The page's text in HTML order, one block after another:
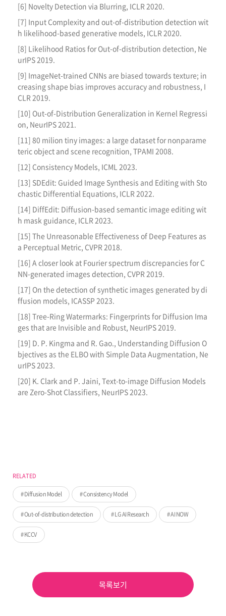
RELATED
Diffusion Model Consistency Model
Out-of-distribution detection LG AI Research AI NOW
KCCV
[6] Novelty Detection via Blurring, ICLR 2020.
[7] Input Complexity and out-of-distribution detection wit
h likelihood-based generative models, ICLR 2020.
[8] Likelihood Ratios for Out-of-distribution detection, Ne
urIPS 2019.
[9] ImageNet-trained CNNs are biased towards texture; in
creasing shape bias improves accuracy and robustness, I
CLR 2019.
[10] Out-of-Distribution Generalization in Kernel Regressi
on, NeurIPS 2021.
[11] 80 milion tiny images: a large dataset for nonparame
teric object and scene recognition, TPAMI 2008.
[12] Consistency Models, ICML 2023.
[13] SDEdit: Guided Image Synthesis and Editing with Sto
chastic Differential Equations, ICLR 2022.
[14] DiffEdit: Diffusion-based semantic image editing wit
h mask guidance, ICLR 2023.
[15] The Unreasonable Effectiveness of Deep Features as
a Perceptual Metric, CVPR 2018.
[16] A closer look at Fourier spectrum discrepancies for C
NN-generated images detection, CVPR 2019.
[17] On the detection of synthetic images generated by di
ffusion models, ICASSP 2023.
[18] Tree-Ring Watermarks: Fingerprints for Diffusion Ima
ges that are Invisible and Robust, NeurIPS 2019.
[19] D. P. Kingma and R. Gao., Understanding Diffusion O
bjectives as the ELBO with Simple Data Augmentation, Ne
urIPS 2023.
[20] K. Clark and P. Jaini, Text-to-image Diffusion Models
are Zero-Shot Classifiers, NeurIPS 2023.
목록보기